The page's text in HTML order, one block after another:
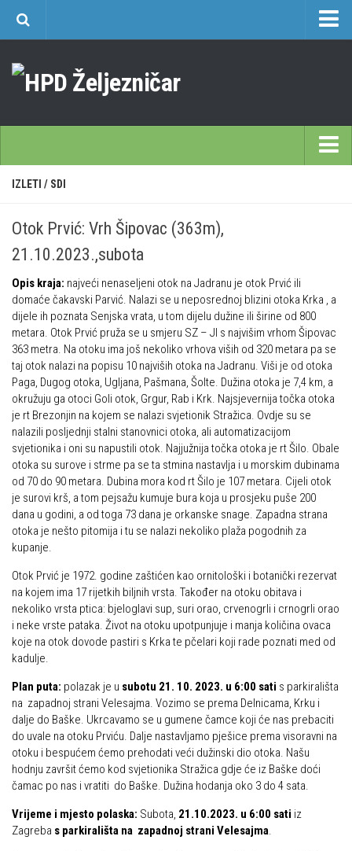
Učlanjenje
Kontakt
Plan izleta Sekcije društvenih izleta HPD Željezničar 2025
Novosti u SDI-u
Izvješća SDI-a
Povijesti SDI
Gojzeki
Obiteljska
Plan izleta Obiteljske sekcije za 2026. godinu
Izleti
Izvješća s izleta Obiteljske sekcije
Pruži mi ruku – OSI
OSI Novosti
Izleti
Visokogorci
Novosti SVP
Povijest SVP
Speleolozi
Alpinisti
Skijaši
Početna
Opća planinarska škola 9. 3. – 17. 5. 2026.
Često postavljana pitanja
Visokogorska škola
Alpinistička škola
Speleološka škola HPD Željezničar
Obilaznice
Gojzerica
Špiljama Lijepe Naše
Hrvatske planinarske kuće
50 vrhova za 50 godina društva
Od vrha do vrha
4 godišnja doba na Oštrcu
Beži Jankec
Pohodi
Noćni pohod na Oštrc
Dragojlinom stazom na Okić
Dan Željezničara na Oštrcu
Putopisi
Put ekspedicionizma
Ojos del Salado
Slavko Patačko
Tomislav Zoričić – Tom
Damir Bajs
IZLETI / SDI
Otok Prvić: Vrh Šipovac (363m),
21.10.2023.,subota
Opis kraja: najveći nenaseljeni otok na Jadranu je otok Prvić ili
domaće čakavski Parvić. Nalazi se u neposrednoj blizini otoka Krka , a
dijele ih poznata Senjska vrata, u tom dijelu dužine ili širine od 800
metara. Otok Prvić pruža se u smjeru SZ – JI s najvišim vrhom Šipovac
363 metra. Na otoku ima još nekoliko vrhova viših od 320 metara pa se
taj otok nalazi na popisu 10 najviših otoka na Jadranu. Viši je od otoka
Paga, Dugog otoka, Ugljana, Pašmana, Šolte. Dužina otoka je 7,4 km, a
okružuju ga otoci Goli otok, Grgur, Rab i Krk. Najsjevernija točka otoka
je rt Brezonjin na kojem se nalazi svjetionik Stražica. Ovdje su se
nalazili posljednji stalni stanovnici otoka, ali automatizacijom
svjetionika i oni su napustili otok. Najjužnija točka otoka je rt Šilo. Obale
otoka su surove i strme pa se ta stmina nastavlja i u morskim dubinama
od 70 do 90 metara. Dubina mora kod rt Šilo je 107 metara. Cijeli otok
je surovi krš, a tom pejsažu kumuje bura koja u prosjeku puše 200
dana u godini, a od toga 73 dana je orkanske snage. Zapadna strana
otoka je nešto pitomija i tu se nalazi nekoliko plaža pogodnih za
kupanje.
Otok Prvić je 1972. godine zaštićen kao ornitološki i botanički rezervat
na kojem ima 17 rijetkih biljnih vrsta. Također na otoku obitava i
nekoliko vrsta ptica: bjeloglavi sup, suri orao, crvenogrli i crnogrli orao
i neke vrste pataka. Život na otoku upotpunjuje i manja količina ovaca
koje na otok dovode pastiri s Krka te pčelari koji rade poznati med od
kadulje.
Plan puta: polazak je u subotu 21. 10. 2023. u 6:00 sati s parkirališta
na zapadnoj strani Velesajma. Vozimo se prema Delnicama, Krku i
dalje do Baške. Ukrcavamo se u gumene čamce koji će nas prebaciti
do uvale na otoku Prviću. Dalje nastavljamo pješice prema visoravni na
otoku i bespućem ćemo prehodati veći dužinski dio otoka. Našu
hodnju završit ćemo kod svjetionika Stražica gdje će iz Baške doći
čamac po nas i vratiti do Baške. Dužina hodanja oko 3 do 4 sata.
Vrijeme i mjesto polaska: Subota, 21.10.2023. u 6:00 sati iz
Zagreba s parkirališta na zapadnoj strani Velesajma.